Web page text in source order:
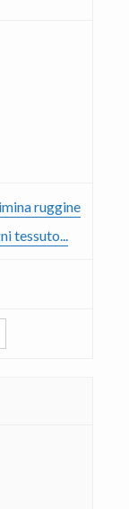
ruggine
tessuto...